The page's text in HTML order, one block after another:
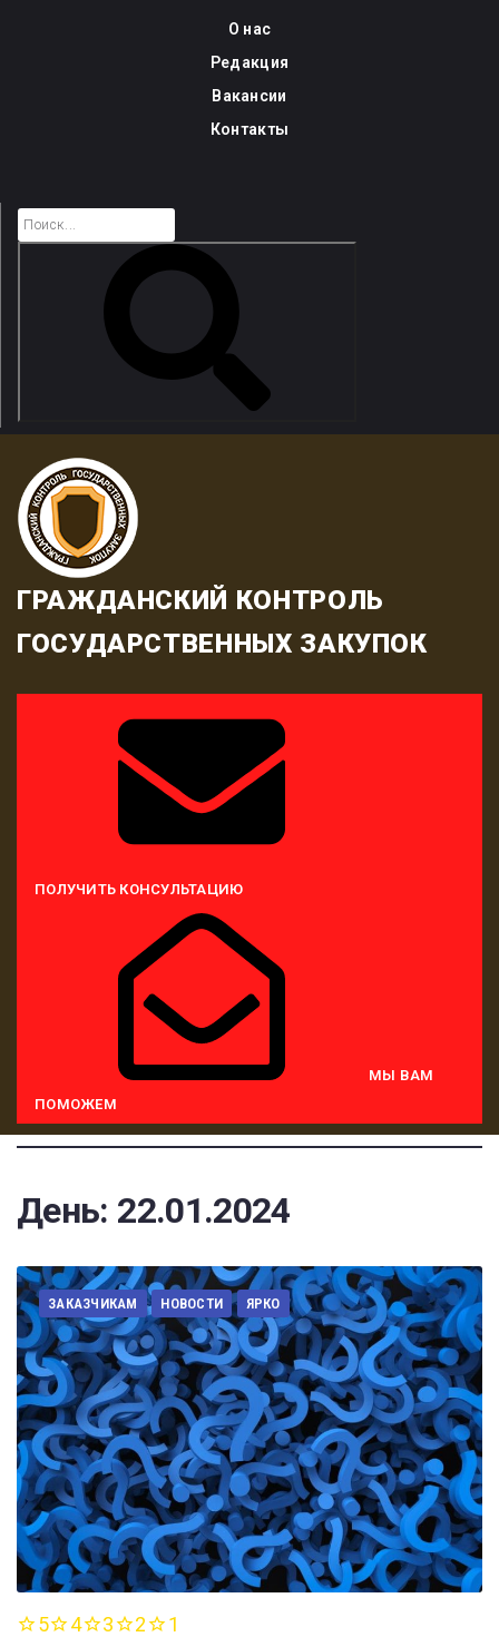
О нас
Редакция
Вакансии
Контакты
ГРАЖДАНСКИЙ КОНТРОЛЬ
ГОСУДАРСТВЕННЫХ ЗАКУПОК
ПОЛУЧИТЬ КОНСУЛЬТАЦИЮ
МЫ ВАМ
ПОМОЖЕМ
День: 22.01.2024
ЗАКАЗЧИКАМ НОВОСТИ ЯРКО
5 4 3 2 1